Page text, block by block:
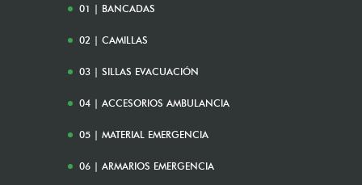
01 | BANCADAS
02 | CAMILLAS
03 | SILLAS EVACUACIÓN
04 | ACCESORIOS AMBULANCIA
05 | MATERIAL EMERGENCIA
06 | ARMARIOS EMERGENCIA